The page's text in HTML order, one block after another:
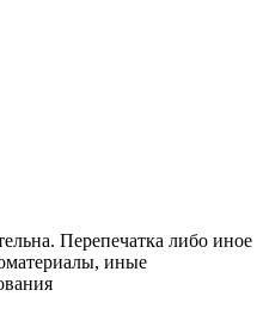
Перепечатка либо иное
иные